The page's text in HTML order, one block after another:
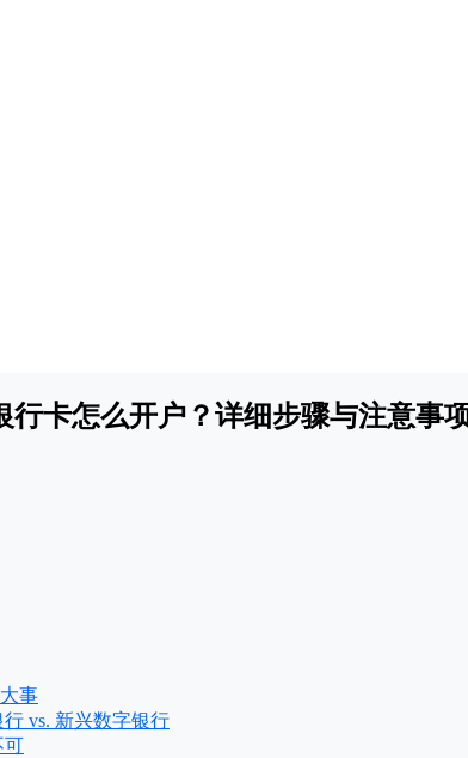
行卡怎么开户？详细步骤与注意事
事
vs. 新兴数字银行
可